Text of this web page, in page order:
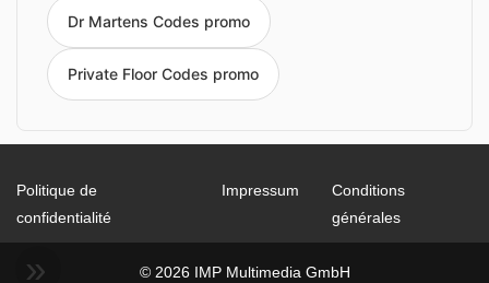
Dr Martens Codes promo
Private Floor Codes promo
Politique de
confidentialité
Impressum
Conditions
générales
© 2026 IMP Multimedia GmbH